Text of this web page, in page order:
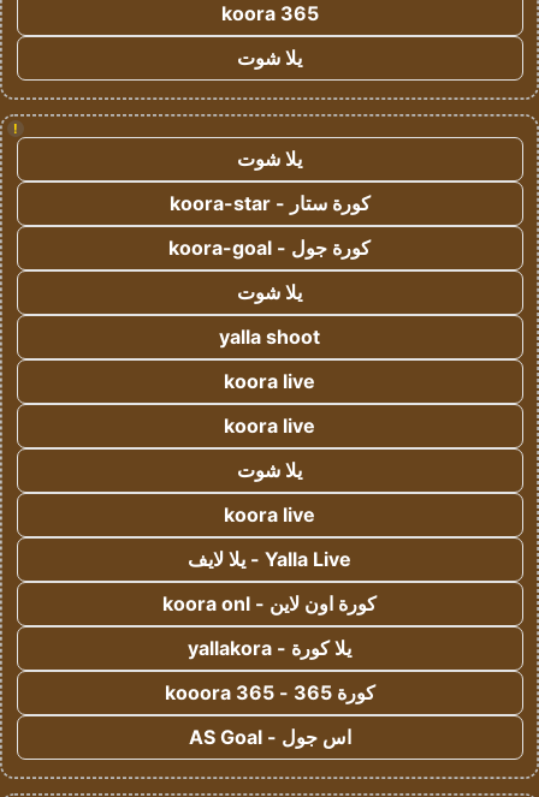
koora 365
يلا شوت
!
يلا شوت
كورة ستار - koora-star
كورة جول - koora-goal
يلا شوت
yalla shoot
koora live
koora live
يلا شوت
koora live
Yalla Live - يلا لايف
كورة اون لاين - koora onl
يلا كورة - yallakora
كورة 365 - kooora 365
اس جول - AS Goal